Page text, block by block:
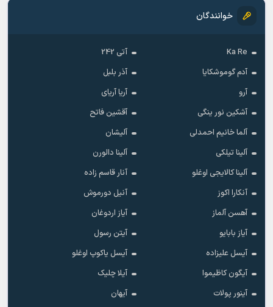
خوانندگان
Ka Re
آتی 242
آدم گوموشکایا
آذر بلبل
آرو
آریا آریای
آشکین نور ینگی
آقشین فاتح
آلما خانیم احمدلی
آلیشان
آلینا تیلکی
آلینا دالورن
آلینا کالایجی اوغلو
آنار قاسم زاده
آنکارا اکوز
آنیل دورموش
آهسن آلماز
آیاز اردوغان
آیاز بابایو
آیتن رسول
آیسل علیزاده
آیسل یاکوپ اوغلو
آیگون کاظیموا
آیلا چلیک
آینور پولات
آیهان